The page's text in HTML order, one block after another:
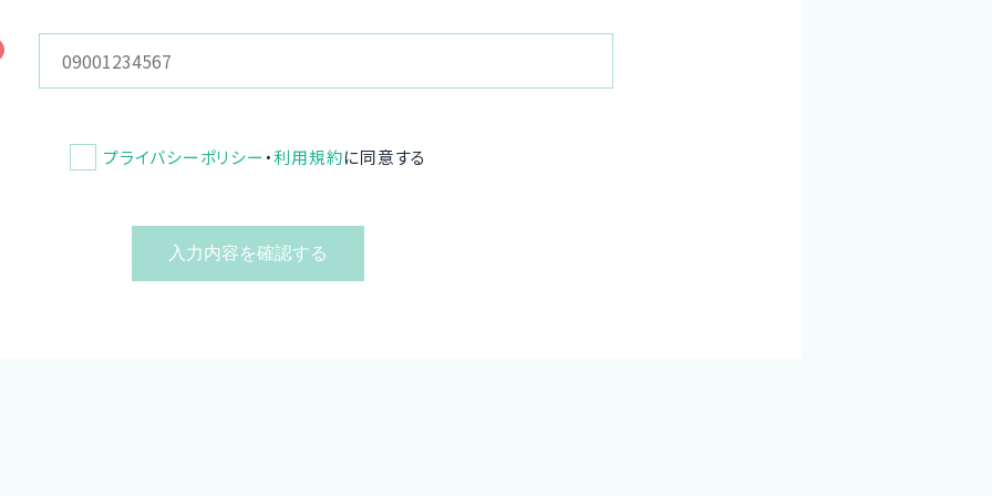
プライバシーポリシー・利用規約に同意する
入力内容を確認する